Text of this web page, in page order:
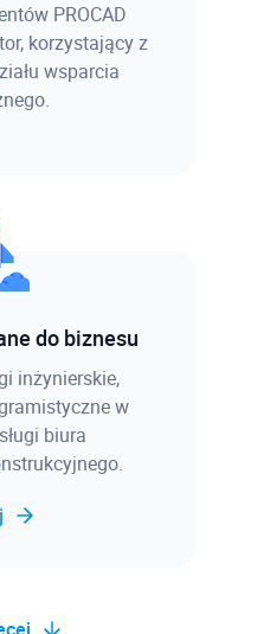
PROCAD
korzystający z
wsparcia
do biznesu
inżynierskie,
w
biura